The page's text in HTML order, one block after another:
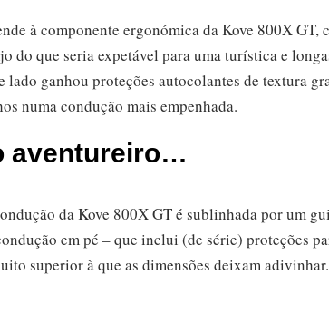
à componente ergonómica da Kove 800X
do que seria expetável para uma turística e
lado ganhou proteções autocolantes de textura
numa condução mais empenhada.
aventureiro…
da Kove 800X GT é sublinhada por um
em pé – que inclui (de série) proteções
superior à que as dimensões deixam adivinhar.